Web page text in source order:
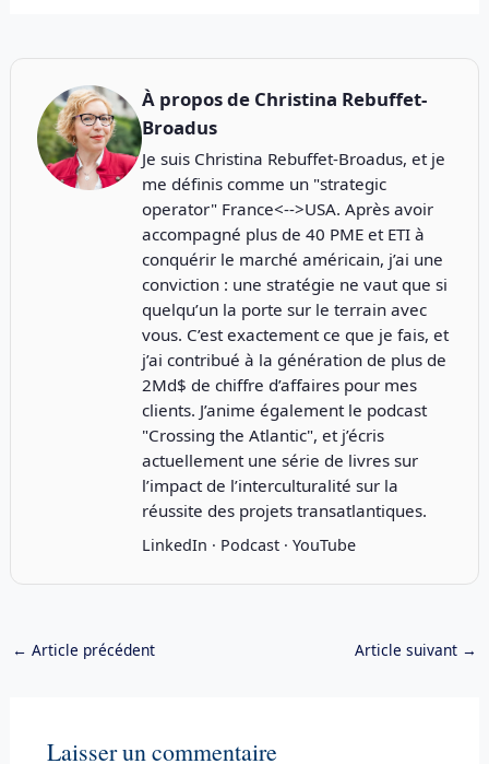
À propos de Christina Rebuffet-
Broadus
Je suis Christina Rebuffet-Broadus, et je
me définis comme un "strategic
operator" France<-->USA. Après avoir
accompagné plus de 40 PME et ETI à
conquérir le marché américain, j’ai une
conviction : une stratégie ne vaut que si
quelqu’un la porte sur le terrain avec
vous. C’est exactement ce que je fais, et
j’ai contribué à la génération de plus de
2Md$ de chiffre d’affaires pour mes
clients. J’anime également le podcast
"Crossing the Atlantic", et j’écris
actuellement une série de livres sur
l’impact de l’interculturalité sur la
réussite des projets transatlantiques.
LinkedIn · Podcast· YouTube
← Article précédent Article suivant →
Laisser un commentaire